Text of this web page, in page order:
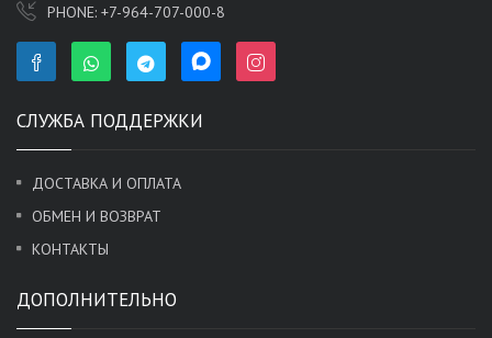
PHONE: +7-964-707-000-8
СЛУЖБА ПОДДЕРЖКИ
ДОСТАВКА И ОПЛАТА
ОБМЕН И ВОЗВРАТ
КОНТАКТЫ
ДОПОЛНИТЕЛЬНО